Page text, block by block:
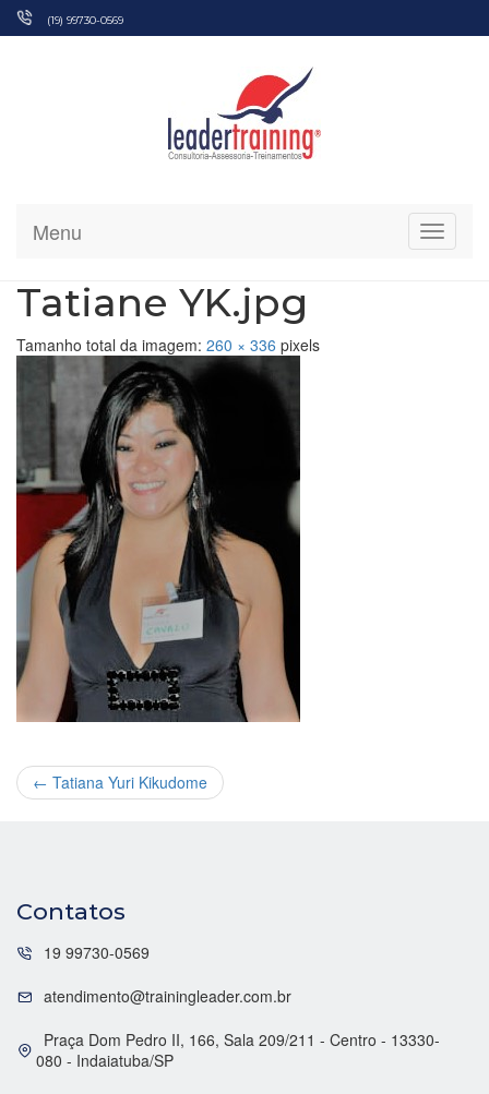
Pular
(19) 99730-0569
Menu
Tatiane YK.jpg
Tamanho total da imagem: 260 × 336 pixels
← Tatiana Yuri Kikudome
Contatos
19 99730-0569
atendimento@trainingleader.com.br
Praça Dom Pedro II, 166, Sala 209/211 - Centro - 13330-
080 - Indaiatuba/SP